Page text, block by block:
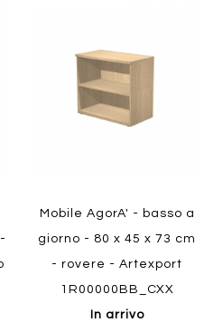
Mobile AgorA' - basso a
giorno - 80 x 45 x 73 cm
- rovere - Artexport
1R00000BB_CXX
In arrivo